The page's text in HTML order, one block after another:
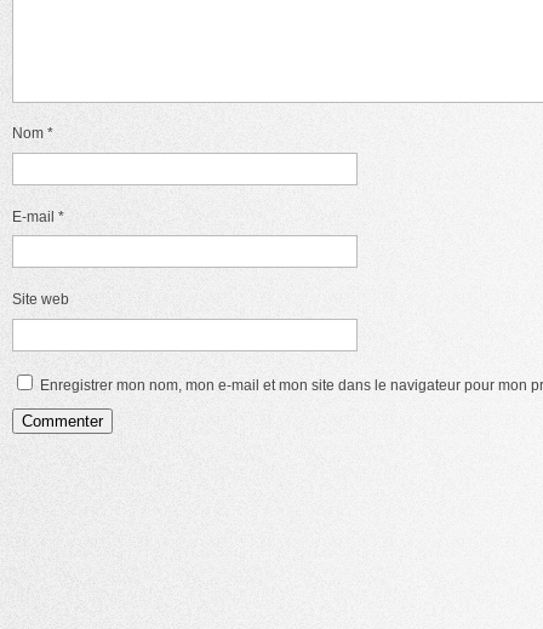
Nom *
E-mail *
Site web
Enregistrer mon nom, mon e-mail et mon site dans le navigateur pour mon